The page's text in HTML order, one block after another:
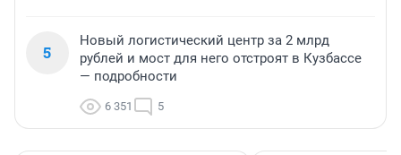
5
Новый логистический центр за 2 млрд
рублей и мост для него отстроят в Кузбассе
— подробности
6 351 5